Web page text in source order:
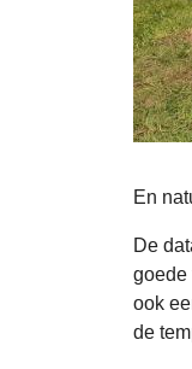
En
De
goede
ook
de